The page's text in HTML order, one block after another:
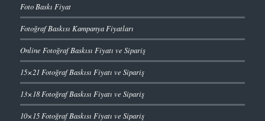
Foto Baskı Fiyat
Fotoğraf Baskısı Kampanya Fiyatları
Online Fotoğraf Baskısı Fiyatı ve Sipariş
15×21 Fotoğraf Baskısı Fiyatı ve Sipariş
13×18 Fotoğraf Baskısı Fiyatı ve Sipariş
10×15 Fotoğraf Baskısı Fiyatı ve Sipariş